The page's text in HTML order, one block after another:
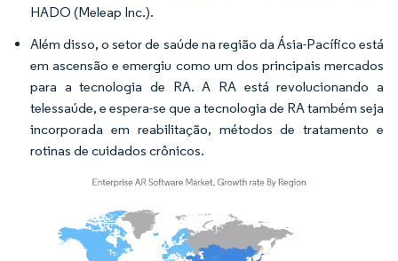
HADO (Meleap Inc.).
Além disso, o setor de saúde na região da Ásia-Pacífico está
em ascensão e emergiu como um dos principais mercados
para a tecnologia de RA. A RA está revolucionando a
telessaúde, e espera-se que a tecnologia de RA também seja
incorporada em reabilitação, métodos de tratamento e
rotinas de cuidados crônicos.